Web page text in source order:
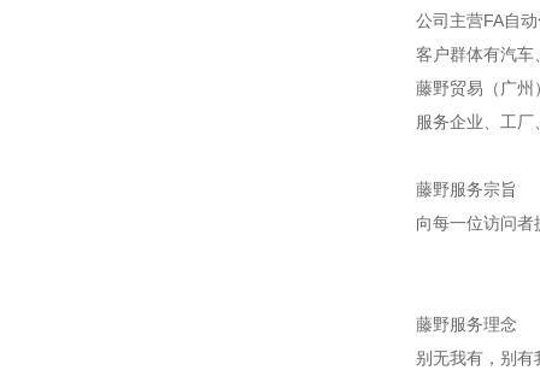
公司主营FA自
客户群体有汽车
藤野贸易（广州
服务企业、工
藤野服务宗旨
向每一位访问
藤野服务理念
别无我有，别